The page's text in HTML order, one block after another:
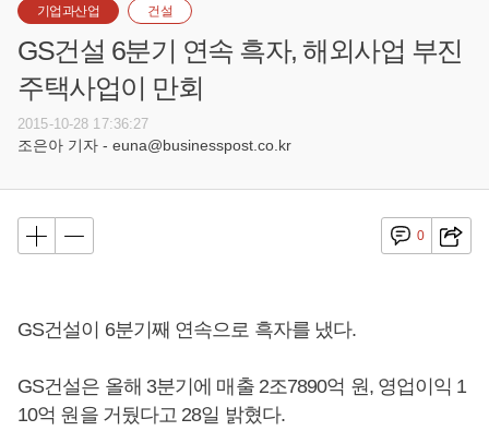
기업과산업 건설
GS건설 6분기 연속 흑자, 해외사업 부진
주택사업이 만회
2015-10-28 17:36:27
조은아 기자 - euna@businesspost.co.kr
0
GS건설이 6분기째 연속으로 흑자를 냈다.
GS건설은 올해 3분기에 매출 2조7890억 원, 영업이익 1
10억 원을 거뒀다고 28일 밝혔다.